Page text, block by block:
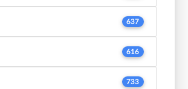
637
616
733